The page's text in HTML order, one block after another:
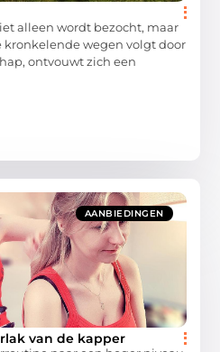
alleen wordt bezocht, maar
kronkelende wegen volgt door
ontvouwt zich een
AANBIEDINGEN
van de kapper